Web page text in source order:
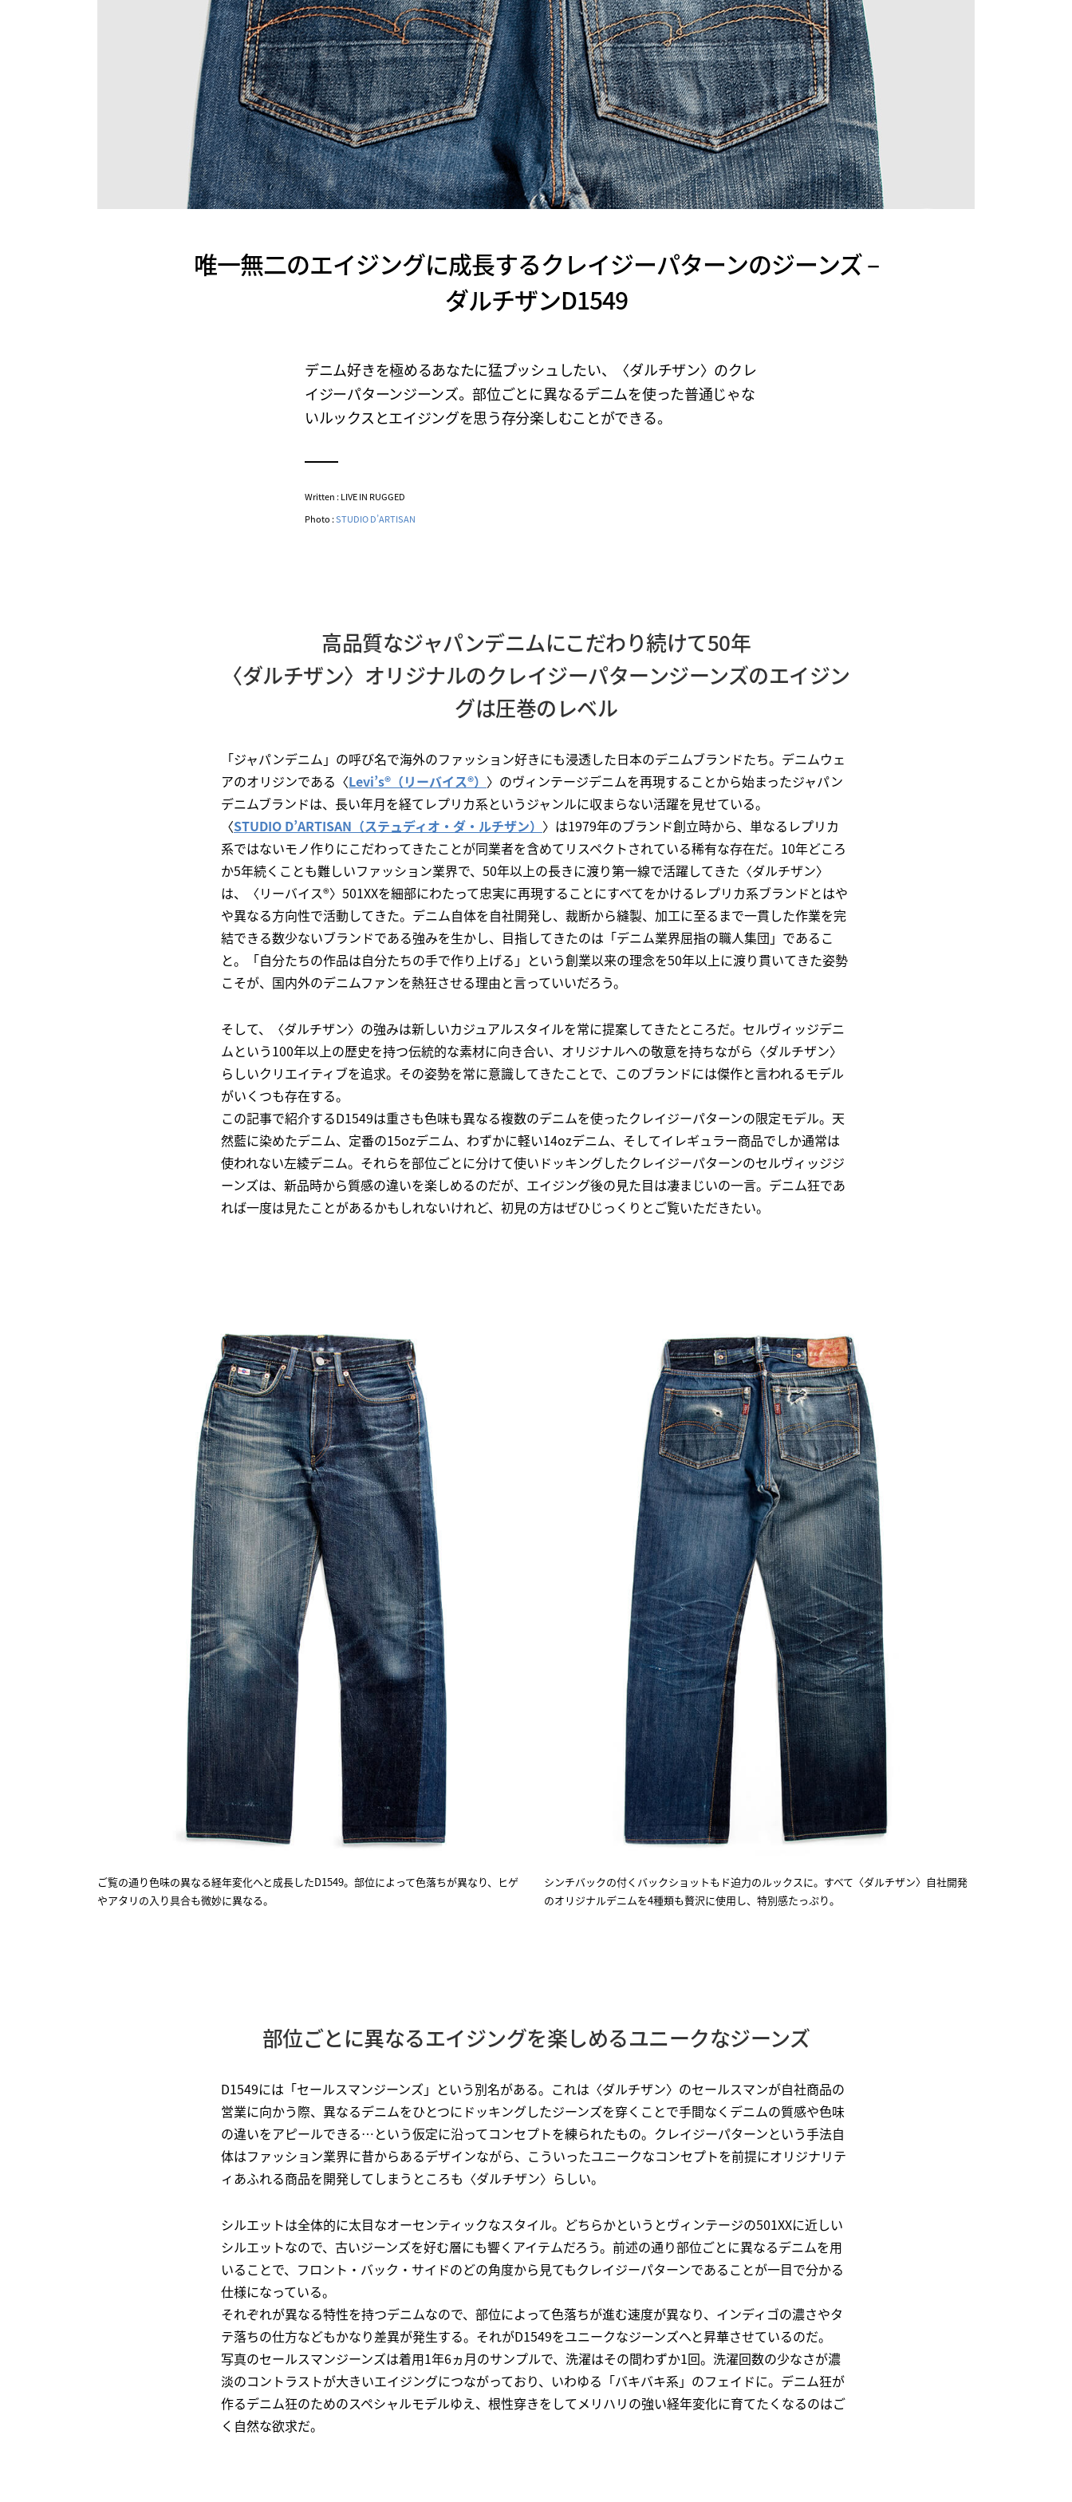
唯一無二のエイジングに成長するクレイジーパターンのジーンズ –
ダルチザンD1549
デニム好きを極めるあなたに猛プッシュしたい、〈ダルチザン〉のクレ
イジーパターンジーンズ。部位ごとに異なるデニムを使った普通じゃな
いルックスとエイジングを思う存分楽しむことができる。
Written : LIVE IN RUGGED
Photo :STUDIO D’ARTISAN
高品質なジャパンデニムにこだわり続けて50年
〈ダルチザン〉オリジナルのクレイジーパターンジーンズのエイジン
グは圧巻のレベル
「ジャパンデニム」の呼び名で海外のファッション好きにも浸透した日本のデニムブランドたち。デニムウェ
アのオリジンである〈Levi’s®（リーバイス®） 〉のヴィンテージデニムを再現することから始まったジャパン
デニムブランドは、長い年月を経てレプリカ系というジャンルに収まらない活躍を見せている。
〈STUDIO D’ARTISAN（ステュディオ・ダ・ルチザン） 〉は1979年のブランド創立時から、単なるレプリカ
系ではないモノ作りにこだわってきたことが同業者を含めてリスペクトされている稀有な存在だ。10年どころ
か5年続くことも難しいファッション業界で、50年以上の長きに渡り第一線で活躍してきた〈ダルチザン〉
は、〈リーバイス®〉501XXを細部にわたって忠実に再現することにすべてをかけるレプリカ系ブランドとはや
や異なる方向性で活動してきた。デニム自体を自社開発し、裁断から縫製、加工に至るまで一貫した作業を完
結できる数少ないブランドである強みを生かし、目指してきたのは「デニム業界屈指の職人集団」であるこ
と。「自分たちの作品は自分たちの手で作り上げる」という創業以来の理念を50年以上に渡り貫いてきた姿勢
こそが、国内外のデニムファンを熱狂させる理由と言っていいだろう。
そして、〈ダルチザン〉の強みは新しいカジュアルスタイルを常に提案してきたところだ。セルヴィッジデニ
ムという100年以上の歴史を持つ伝統的な素材に向き合い、オリジナルへの敬意を持ちながら〈ダルチザン〉
らしいクリエイティブを追求。その姿勢を常に意識してきたことで、このブランドには傑作と言われるモデル
がいくつも存在する。
この記事で紹介するD1549は重さも色味も異なる複数のデニムを使ったクレイジーパターンの限定モデル。天
然藍に染めたデニム、定番の15ozデニム、わずかに軽い14ozデニム、そしてイレギュラー商品でしか通常は
使われない左綾デニム。それらを部位ごとに分けて使いドッキングしたクレイジーパターンのセルヴィッジジ
ーンズは、新品時から質感の違いを楽しめるのだが、エイジング後の見た目は凄まじいの一言。デニム狂であ
れば一度は見たことがあるかもしれないけれど、初見の方はぜひじっくりとご覧いただきたい。
ご覧の通り色味の異なる経年変化へと成長したD1549。部位によって色落ちが異なり、ヒゲ
やアタリの入り具合も微妙に異なる。
シンチバックの付くバックショットもド迫力のルックスに。すべて〈ダルチザン〉自社開発
のオリジナルデニムを4種類も贅沢に使用し、特別感たっぷり。
部位ごとに異なるエイジングを楽しめるユニークなジーンズ
D1549には「セールスマンジーンズ」という別名がある。これは〈ダルチザン〉のセールスマンが自社商品の
営業に向かう際、異なるデニムをひとつにドッキングしたジーンズを穿くことで手間なくデニムの質感や色味
の違いをアピールできる…という仮定に沿ってコンセプトを練られたもの。クレイジーパターンという手法自
体はファッション業界に昔からあるデザインながら、こういったユニークなコンセプトを前提にオリジナリテ
ィあふれる商品を開発してしまうところも〈ダルチザン〉らしい。
シルエットは全体的に太目なオーセンティックなスタイル。どちらかというとヴィンテージの501XXに近しい
シルエットなので、古いジーンズを好む層にも響くアイテムだろう。前述の通り部位ごとに異なるデニムを用
いることで、フロント・バック・サイドのどの角度から見てもクレイジーパターンであることが一目で分かる
仕様になっている。
それぞれが異なる特性を持つデニムなので、部位によって色落ちが進む速度が異なり、インディゴの濃さやタ
テ落ちの仕方などもかなり差異が発生する。それがD1549をユニークなジーンズへと昇華させているのだ。
写真のセールスマンジーンズは着用1年6ヵ月のサンプルで、洗濯はその間わずか1回。洗濯回数の少なさが濃
淡のコントラストが大きいエイジングにつながっており、いわゆる「バキバキ系」のフェイドに。デニム狂が
作るデニム狂のためのスペシャルモデルゆえ、根性穿きをしてメリハリの強い経年変化に育てたくなるのはご
く自然な欲求だ。